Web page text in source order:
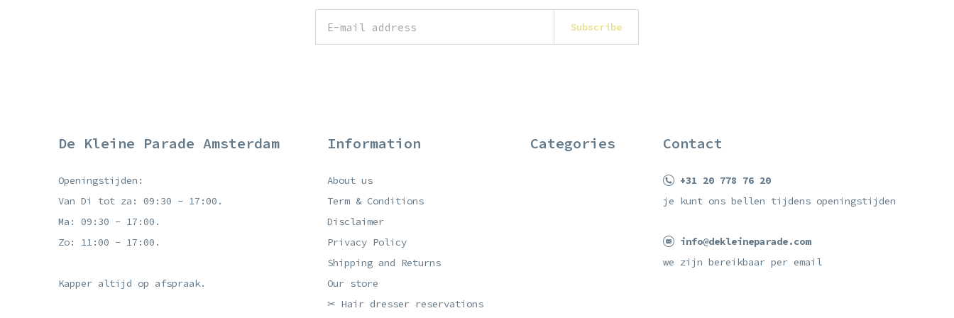
Subscribe
De Kleine Parade Amsterdam
Openingstijden:
Van Di tot za: 09:30 - 17:00.
Ma: 09:30 - 17:00.
Zo: 11:00 - 17:00.
Kapper altijd op afspraak.
Information
About us
Term & Conditions
Disclaimer
Privacy Policy
Shipping and Returns
Our store
✂ Hair dresser reservations
Categories Contact
+31 20 778 76 20
je kunt ons bellen tijdens openingstijden
info@dekleineparade.com
we zijn bereikbaar per email